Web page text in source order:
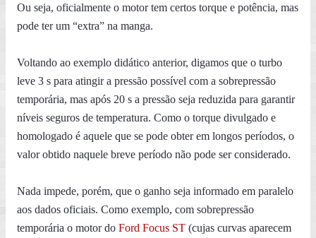
Ou seja, oficialmente o motor tem certos torque e potência, mas
pode ter um “extra” na manga.
Voltando ao exemplo didático anterior, digamos que o turbo
leve 3 s para atingir a pressão possível com a sobrepressão
temporária, mas após 20 s a pressão seja reduzida para garantir
níveis seguros de temperatura. Como o torque divulgado e
homologado é aquele que se pode obter em longos períodos, o
valor obtido naquele breve período não pode ser considerado.
Nada impede, porém, que o ganho seja informado em paralelo
aos dados oficiais. Como exemplo, com sobrepressão
temporária o motor do Ford Focus ST (cujas curvas aparecem